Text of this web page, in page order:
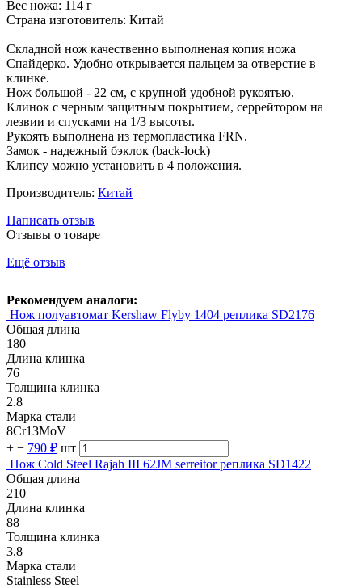
Вес ножа: 114 г
Страна изготовитель: Китай
Складной нож качественно выполненая копия ножа
Спайдерко. Удобно открывается пальцем за отверстие в
клинке.
Нож большой - 22 см, с крупной удобной рукоятью.
Клинок с черным защитным покрытием, серрейтором на
лезвии и спусками на 1/3 высоты.
Рукоять выполнена из термопластика FRN.
Замок - надежный бэклок (back-lock)
Клипсу можно установить в 4 положения.
Производитель: Китай
Написать отзыв
Отзывы о товаре
Ещё отзыв
Рекомендуем аналоги:
Нож полуавтомат Kershaw Flyby 1404 реплика SD2176
Общая длина
180
Длина клинка
76
Толщина клинка
2.8
Марка стали
8Cr13MoV
+ − 790 ₽ шт
Нож Cold Steel Rajah III 62JM serreitor реплика SD1422
Общая длина
210
Длина клинка
88
Толщина клинка
3.8
Марка стали
Stainless Steel